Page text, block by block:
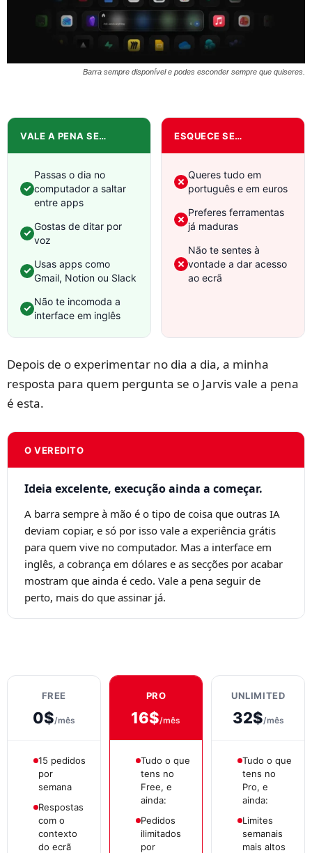
Barra sempre disponível e podes esconder sempre que quiseres.
VALE A PENA SE…
Passas o dia no
computador a saltar
entre apps
Gostas de ditar por
voz
Usas apps como
Gmail, Notion ou Slack
Não te incomoda a
interface em inglês
ESQUECE SE…
Queres tudo em
português e em euros
Preferes ferramentas
já maduras
Não te sentes à
vontade a dar acesso
ao ecrã
Depois de o experimentar no dia a dia, a minha
resposta para quem pergunta se o Jarvis vale a pena
é esta.
O VEREDITO
Ideia excelente, execução ainda a começar.
A barra sempre à mão é o tipo de coisa que outras IA
deviam copiar, e só por isso vale a experiência grátis
para quem vive no computador. Mas a interface em
inglês, a cobrança em dólares e as secções por acabar
mostram que ainda é cedo. Vale a pena seguir de
perto, mais do que assinar já.
FREE
0$/mês
15 pedidos
por
semana
Respostas
com o
contexto
do ecrã
PRO
16$/mês
Tudo o que
tens no
Free, e
ainda:
Pedidos
ilimitados
por
UNLIMITED
32$/mês
Tudo o que
tens no
Pro, e
ainda:
Limites
semanais
mais altos